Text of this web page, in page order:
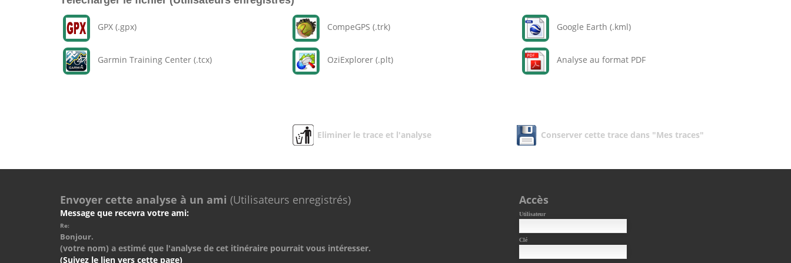
GPX (.gpx)
Garmin Training Center (.tcx)
CompeGPS (.trk)
OziExplorer (.plt)
Google Earth (.kml)
Analyse au format PDF
Eliminer le trace et l'analyse Conserver cette trace dans "Mes traces"
Envoyer cette analyse à un ami (Utilisateurs enregistrés)
Message que recevra votre ami:
Re:
Bonjour.
(votre nom) a estimé que l'analyse de cet itinéraire pourrait vous intéresser.
(Suivez le lien vers cette page)
Accès
Utilisateur
Clé